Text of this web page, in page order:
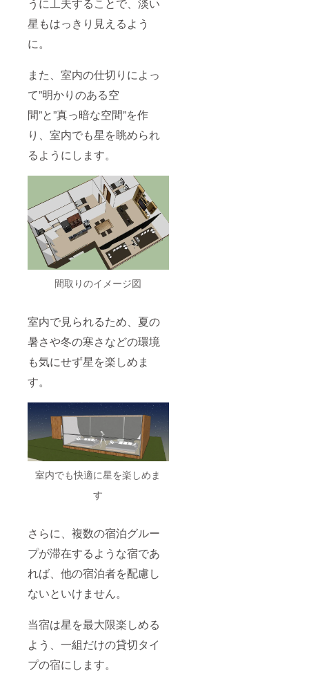
星もはっきり見えるよう
に。
また、室内の仕切りによっ
て”明かりのある空
間”と”真っ暗な空間”を作
り、室内でも星を眺められ
るようにします。
間取りのイメージ図
室内で見られるため、夏の
暑さや冬の寒さなどの環境
も気にせず星を楽しめま
す。
室内でも快適に星を楽しめま
す
さらに、複数の宿泊グルー
プが滞在するような宿であ
れば、他の宿泊者を配慮し
ないといけません。
当宿は星を最大限楽しめる
よう、一組だけの貸切タイ
プの宿にします。